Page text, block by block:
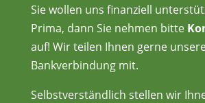
Sie wollen uns finanziell
Prima, dann Sie nehmen bitte
auf! Wir teilen Ihnen gerne
Bankverbindung mit.
Selbstverständlich stellen wir